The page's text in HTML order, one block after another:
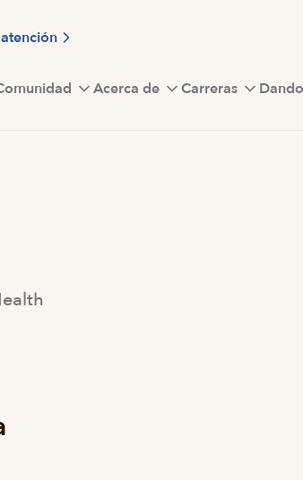
Acerca de Carreras Dando